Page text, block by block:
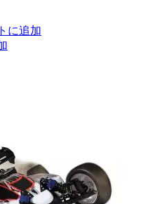
に追加